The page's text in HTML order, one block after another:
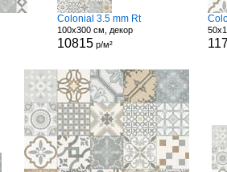
Colonial 3.5 mm Rt
100x300 см, декор
10815 р/м²